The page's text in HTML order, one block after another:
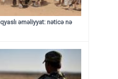
əməliyyat: nəticə nə